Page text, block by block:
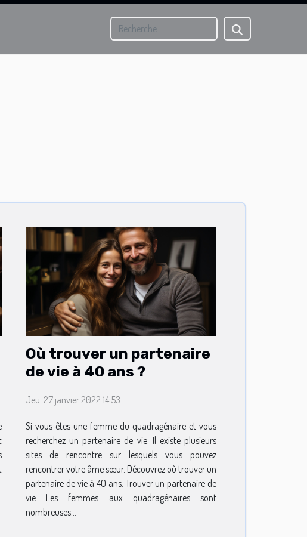
Où trouver un partenaire
de vie à 40 ans ?
Jeu. 27 janvier 2022 14:53
Si vous êtes une femme du quadragénaire et vous
recherchez un partenaire de vie. Il existe plusieurs
sites de rencontre sur lesquels vous pouvez
rencontrer votre âme sœur. Découvrez où trouver un
partenaire de vie à 40 ans. Trouver un partenaire de
vie Les femmes aux quadragénaires sont
nombreuses...